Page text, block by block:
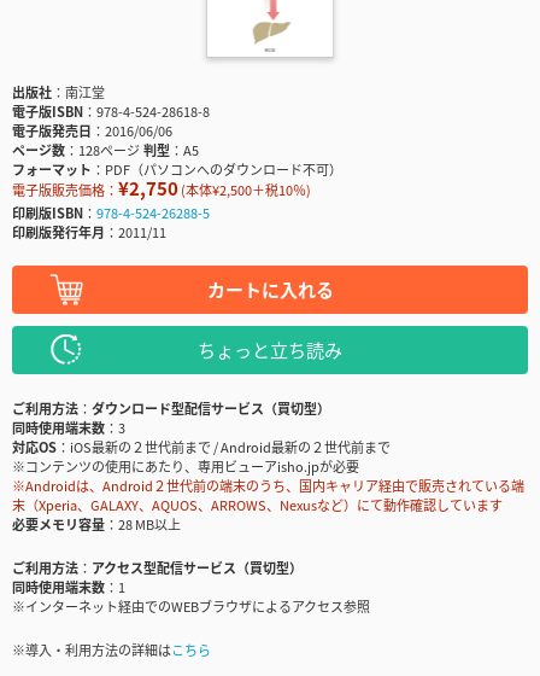
出版社
南江堂
電子版ISBN
978-4-524-28618-8
電子版発売日
2016/06/06
ページ数
128ページ判型
A5
フォーマット
PDF（パソコンへのダウンロード不可）
電子版販売価格： ¥2,750(本体¥2,500＋税10％)
印刷版ISBN
978-4-524-26288-5
印刷版発行年月
2011/11
カートに入れる
ちょっと立ち読み
ご利用方法
ダウンロード型配信サービス（買切型）
同時使用端末数
3
対応OS
iOS最新の２世代前まで / Android最新の２世代前まで
※コンテンツの使用にあたり、専用ビューアisho.jpが必要
※Androidは、Android２世代前の端末のうち、国内キャリア経由で販売されている端
末（Xperia、GALAXY、AQUOS、ARROWS、Nexusなど）にて動作確認しています
必要メモリ容量
28 MB以上
ご利用方法
アクセス型配信サービス（買切型）
同時使用端末数
1
※インターネット経由でのWEBブラウザによるアクセス参照
※導入・利用方法の詳細はこちら